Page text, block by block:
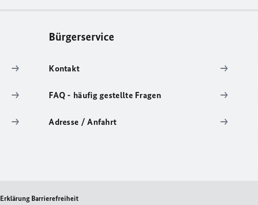
Bürgerservice
Kontakt
FAQ - häufig gestellte Fragen
Adresse / Anfahrt
Erklärung Barrierefreiheit